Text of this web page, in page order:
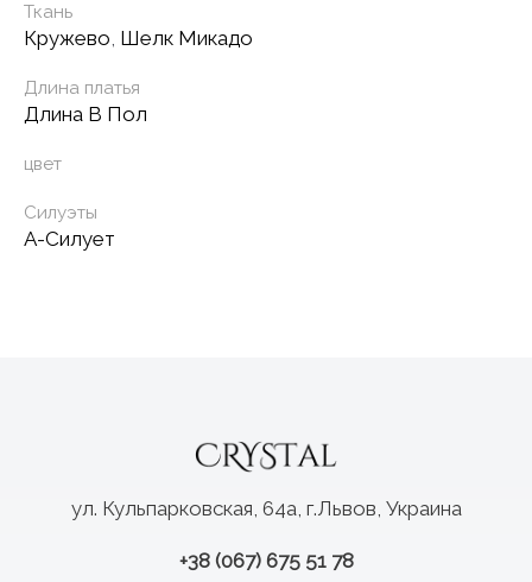
Ткань
Кружево, Шелк Микадо
Длина платья
Длина В Пол
цвет
Силуэты
А-Силует
ул. Кульпарковская, 64а, г.Львов, Украина
+38 (067) 675 51 78